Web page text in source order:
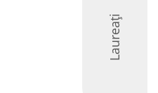
Laureați